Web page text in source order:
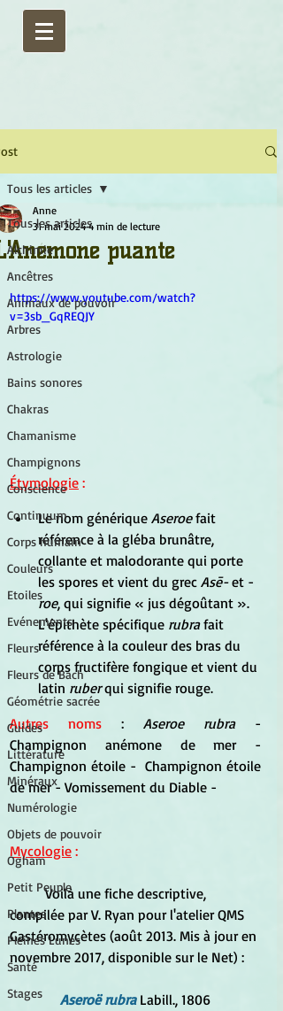
Tous les articles
Alchimie
Ancêtres
Animaux de pouvoir
Arbres
Astrologie
Bains sonores
Chakras
Chamanisme
Champignons
Conscience
Continuum
Corps humain
Couleurs
Etoiles
Evénements
Fleurs
Fleurs de Bach
Géométrie sacrée
Guides
Littérature
Minéraux
Numérologie
Objets de pouvoir
Ogham
Petit Peuple
Plantes
Pleines Lunes
Santé
Stages
Tous les articles
puante
Anne
31 mai 2024 4 min de lecture
https://www.youtube.com/watch?
v=3sb_GqREQJY
Étymologie :
Le nom générique Aseroe fait
référence à la gléba brunâtre,
collante et malodorante qui porte
les spores et vient du grec Asē- et -
roe, qui signifie « jus dégoûtant ».
L'épithète spécifique rubra fait
référence à la couleur des bras du
corps fructifère fongique et vient du
latin ruber qui signifie rouge.
Autres noms : Aseroe rubra -
Champignon anémone de mer -
Champignon étoile -  Champignon étoile
de mer - Vomissement du Diable -
Mycologie :
	Voilà une fiche descriptive,
compilée par V. Ryan pour l'atelier QMS
Gastéromycètes (août 2013. Mis à jour en
novembre 2017, disponible sur le Net) :
Aseroë rubra Labill., 1806